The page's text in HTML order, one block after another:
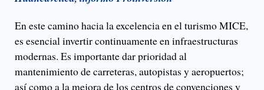
En este camino hacia la excelencia en el turismo MICE,
es esencial invertir continuamente en infraestructuras
modernas. Es importante dar prioridad al
mantenimiento de carreteras, autopistas y aeropuertos;
así como a la mejora de los centros de convenciones y